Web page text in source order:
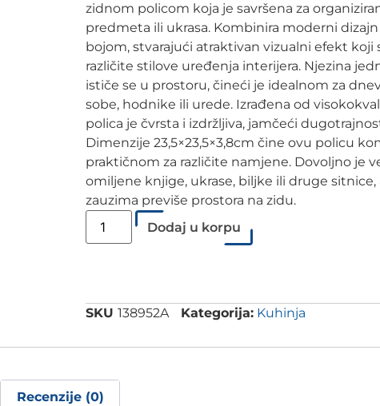
zidnom policom koja je savršena za
predmeta ili ukrasa. Kombinira moderni
bojom, stvarajući atraktivan vizualni efekt koji
različite stilove uređenja interijera. Njezina
ističe se u prostoru, čineći je idealnom za
sobe, hodnike ili urede. Izrađena od
polica je čvrsta i izdržljiva, jamčeći
Dimenzije 23,5×23,5×3,8cm čine ovu policu
praktičnom za različite namjene. Dovoljno je
omiljene knjige, ukrase, biljke ili druge
zauzima previše prostora na zidu.
Dodaj u korpu
SKU 138952A Kategorija: Kuhinja
Recenzije (0)